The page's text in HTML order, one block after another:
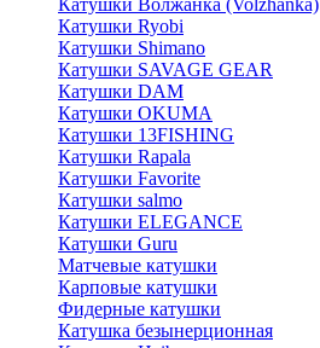
Катушки Волжанка (Volzhanka)
Катушки Ryobi
Катушки Shimano
Катушки SAVAGE GEAR
Катушки DAM
Катушки OKUMA
Катушки 13FISHING
Катушки Rapala
Катушки Favorite
Катушки salmo
Катушки ELEGANCE
Катушки Guru
Матчевые катушки
Карповые катушки
Фидерные катушки
Катушка безынерционная